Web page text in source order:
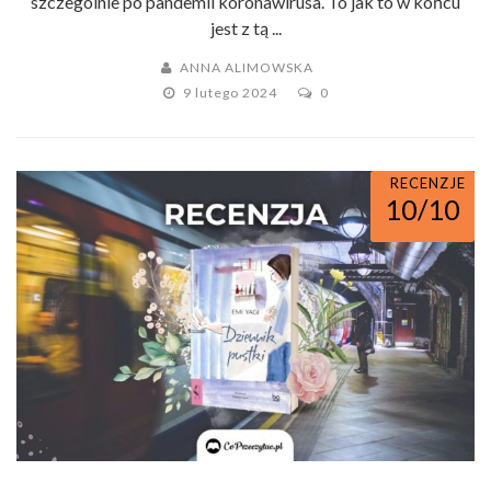
jest z tą ...
ANNA ALIMOWSKA
9 lutego 2024
0
RECENZJE
10/10